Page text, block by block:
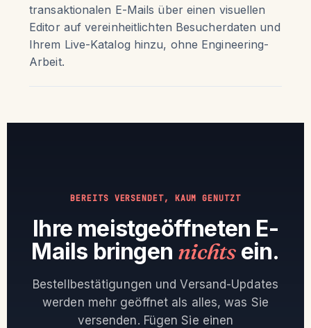
transaktionalen E-Mails über einen visuellen
Editor auf vereinheitlichten Besucherdaten und
Ihrem Live-Katalog hinzu, ohne Engineering-
Arbeit.
BEREITS VERSENDET, KAUM GENUTZT
Ihre meistgeöffneten E-
Mails bringen nichtsein.
Bestellbestätigungen und Versand-Updates
werden mehr geöffnet als alles, was Sie
versenden. Fügen Sie einen